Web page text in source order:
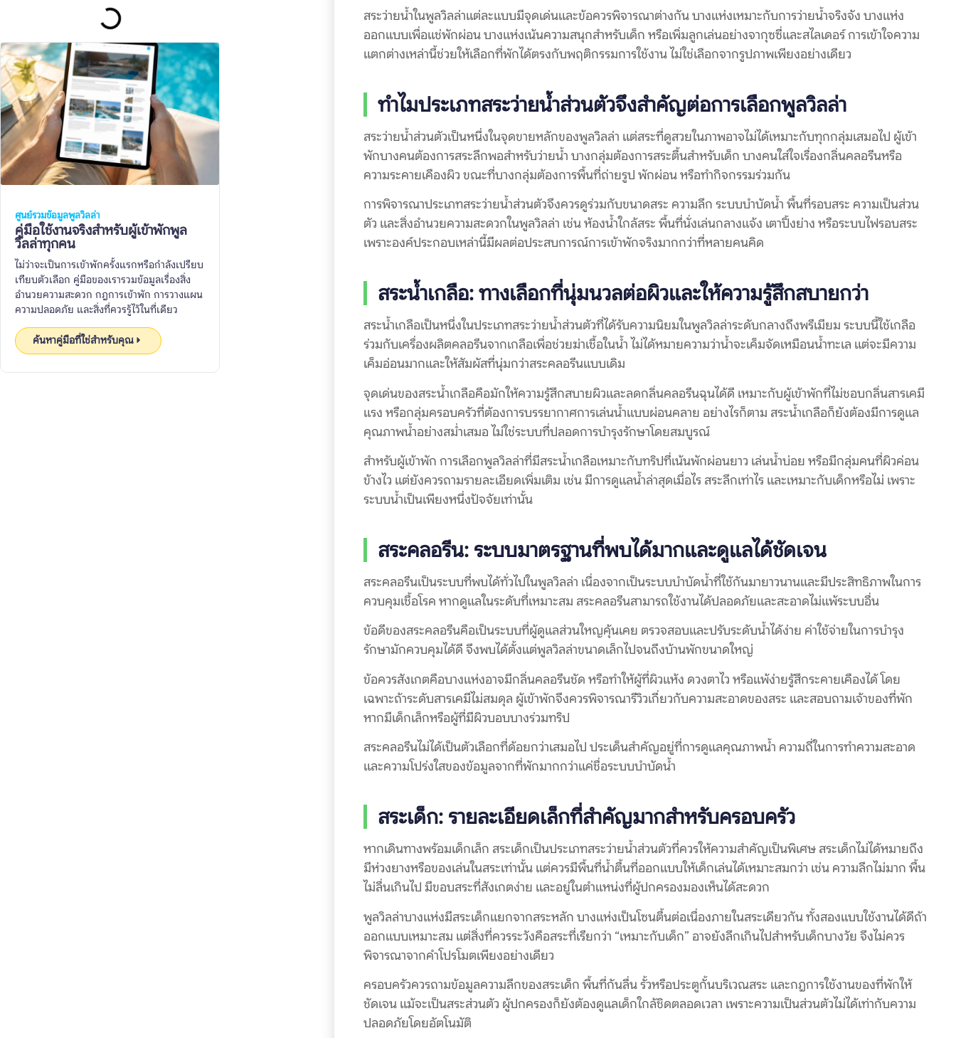
ศูนย์รวมข้อมูลพูลวิลล่า
คู่มือใช้งานจริงสำหรับผู้เข้าพักพูล
วิลล่าทุกคน
ไม่ว่าจะเป็นการเข้าพักครั้งแรกหรือกำลังเปรียบ
เทียบตัวเลือก คู่มือของเรารวมข้อมูลเรื่องสิ่ง
อำนวยความสะดวก กฎการเข้าพัก การวางแผน
ความปลอดภัย และสิ่งที่ควรรู้ไว้ในที่เดียว
ค้นหาคู่มือที่ใช่สำหรับคุณ
สระว่ายน้ำในพูลวิลล่าแต่ละแบบมีจุดเด่นและข้อควรพิจารณาต่างกัน บางแห่งเหมาะกับการว่ายน้ำจริงจัง บางแห่ง
ออกแบบเพื่อแช่พักผ่อน บางแห่งเน้นความสนุกสำหรับเด็ก หรือเพิ่มลูกเล่นอย่างจากุซซี่และสไลเดอร์ การเข้าใจความ
แตกต่างเหล่านี้ช่วยให้เลือกที่พักได้ตรงกับพฤติกรรมการใช้งาน ไม่ใช่เลือกจากรูปภาพเพียงอย่างเดียว
ทำไมประเภทสระว่ายน้ำส่วนตัวจึงสำคัญต่อการเลือกพูลวิลล่า
สระว่ายน้ำส่วนตัวเป็นหนึ่งในจุดขายหลักของพูลวิลล่า แต่สระที่ดูสวยในภาพอาจไม่ได้เหมาะกับทุกกลุ่มเสมอไป ผู้เข้า
พักบางคนต้องการสระลึกพอสำหรับว่ายน้ำ บางกลุ่มต้องการสระตื้นสำหรับเด็ก บางคนใส่ใจเรื่องกลิ่นคลอรีนหรือ
ความระคายเคืองผิว ขณะที่บางกลุ่มต้องการพื้นที่ถ่ายรูป พักผ่อน หรือทำกิจกรรมร่วมกัน
การพิจารณาประเภทสระว่ายน้ำส่วนตัวจึงควรดูร่วมกับขนาดสระ ความลึก ระบบบำบัดน้ำ พื้นที่รอบสระ ความเป็นส่วน
ตัว และสิ่งอำนวยความสะดวกในพูลวิลล่า เช่น ห้องน้ำใกล้สระ พื้นที่นั่งเล่นกลางแจ้ง เตาปิ้งย่าง หรือระบบไฟรอบสระ
เพราะองค์ประกอบเหล่านี้มีผลต่อประสบการณ์การเข้าพักจริงมากกว่าที่หลายคนคิด
สระน้ำเกลือ: ทางเลือกที่นุ่มนวลต่อผิวและให้ความรู้สึกสบายกว่า
สระน้ำเกลือเป็นหนึ่งในประเภทสระว่ายน้ำส่วนตัวที่ได้รับความนิยมในพูลวิลล่าระดับกลางถึงพรีเมียม ระบบนี้ใช้เกลือ
ร่วมกับเครื่องผลิตคลอรีนจากเกลือเพื่อช่วยฆ่าเชื้อในน้ำ ไม่ได้หมายความว่าน้ำจะเค็มจัดเหมือนน้ำทะเล แต่จะมีความ
เค็มอ่อนมากและให้สัมผัสที่นุ่มกว่าสระคลอรีนแบบเดิม
จุดเด่นของสระน้ำเกลือคือมักให้ความรู้สึกสบายผิวและลดกลิ่นคลอรีนฉุนได้ดี เหมาะกับผู้เข้าพักที่ไม่ชอบกลิ่นสารเคมี
แรง หรือกลุ่มครอบครัวที่ต้องการบรรยากาศการเล่นน้ำแบบผ่อนคลาย อย่างไรก็ตาม สระน้ำเกลือก็ยังต้องมีการดูแล
คุณภาพน้ำอย่างสม่ำเสมอ ไม่ใช่ระบบที่ปลอดการบำรุงรักษาโดยสมบูรณ์
สำหรับผู้เข้าพัก การเลือกพูลวิลล่าที่มีสระน้ำเกลือเหมาะกับทริปที่เน้นพักผ่อนยาว เล่นน้ำบ่อย หรือมีกลุ่มคนที่ผิวค่อน
ข้างไว แต่ยังควรถามรายละเอียดเพิ่มเติม เช่น มีการดูแลน้ำล่าสุดเมื่อไร สระลึกเท่าไร และเหมาะกับเด็กหรือไม่ เพราะ
ระบบน้ำเป็นเพียงหนึ่งปัจจัยเท่านั้น
สระคลอรีน: ระบบมาตรฐานที่พบได้มากและดูแลได้ชัดเจน
สระคลอรีนเป็นระบบที่พบได้ทั่วไปในพูลวิลล่า เนื่องจากเป็นระบบบำบัดน้ำที่ใช้กันมายาวนานและมีประสิทธิภาพในการ
ควบคุมเชื้อโรค หากดูแลในระดับที่เหมาะสม สระคลอรีนสามารถใช้งานได้ปลอดภัยและสะอาดไม่แพ้ระบบอื่น
ข้อดีของสระคลอรีนคือเป็นระบบที่ผู้ดูแลส่วนใหญคุ้นเคย ตรวจสอบและปรับระดับน้ำได้ง่าย ค่าใช้จ่ายในการบำรุง
รักษามักควบคุมได้ดี จึงพบได้ตั้งแต่พูลวิลล่าขนาดเล็กไปจนถึงบ้านพักขนาดใหญ่
ข้อควรสังเกตคือบางแห่งอาจมีกลิ่นคลอรีนชัด หรือทำให้ผู้ที่ผิวแห้ง ดวงตาไว หรือแพ้ง่ายรู้สึกระคายเคืองได้ โดย
เฉพาะถ้าระดับสารเคมีไม่สมดุล ผู้เข้าพักจึงควรพิจารณารีวิวเกี่ยวกับความสะอาดของสระ และสอบถามเจ้าของที่พัก
หากมีเด็กเล็กหรือผู้ที่มีผิวบอบบางร่วมทริป
สระคลอรีนไม่ได้เป็นตัวเลือกที่ด้อยกว่าเสมอไป ประเด็นสำคัญอยู่ที่การดูแลคุณภาพน้ำ ความถี่ในการทำความสะอาด
และความโปร่งใสของข้อมูลจากที่พักมากกว่าแค่ชื่อระบบบำบัดน้ำ
สระเด็ก: รายละเอียดเล็กที่สำคัญมากสำหรับครอบครัว
หากเดินทางพร้อมเด็กเล็ก สระเด็กเป็นประเภทสระว่ายน้ำส่วนตัวที่ควรให้ความสำคัญเป็นพิเศษ สระเด็กไม่ได้หมายถึง
มีห่วงยางหรือของเล่นในสระเท่านั้น แต่ควรมีพื้นที่น้ำตื้นที่ออกแบบให้เด็กเล่นได้เหมาะสมกว่า เช่น ความลึกไม่มาก พื้น
ไม่ลื่นเกินไป มีขอบสระที่สังเกตง่าย และอยู่ในตำแหน่งที่ผู้ปกครองมองเห็นได้สะดวก
พูลวิลล่าบางแห่งมีสระเด็กแยกจากสระหลัก บางแห่งเป็นโซนตื้นต่อเนื่องภายในสระเดียวกัน ทั้งสองแบบใช้งานได้ดีถ้า
ออกแบบเหมาะสม แต่สิ่งที่ควรระวังคือสระที่เรียกว่า “เหมาะกับเด็ก” อาจยังลึกเกินไปสำหรับเด็กบางวัย จึงไม่ควร
พิจารณาจากคำโปรโมตเพียงอย่างเดียว
ครอบครัวควรถามข้อมูลความลึกของสระเด็ก พื้นที่กันลื่น รั้วหรือประตูกั้นบริเวณสระ และกฎการใช้งานของที่พักให้
ชัดเจน แม้จะเป็นสระส่วนตัว ผู้ปกครองก็ยังต้องดูแลเด็กใกล้ชิดตลอดเวลา เพราะความเป็นส่วนตัวไม่ได้เท่ากับความ
ปลอดภัยโดยอัตโนมัติ